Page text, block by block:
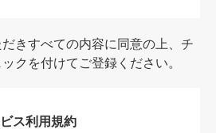
きすべての内容に同意の上、チ
クを付けてご登録ください。
ス利用規約